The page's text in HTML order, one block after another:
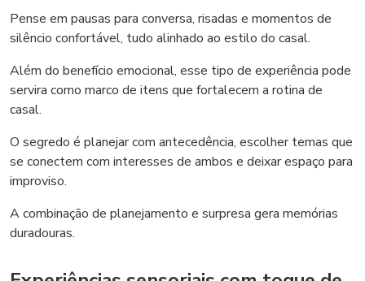
Pense em pausas para conversa, risadas e momentos de
silêncio confortável, tudo alinhado ao estilo do casal.
Além do benefício emocional, esse tipo de experiência pode
servira como marco de itens que fortalecem a rotina de
casal.
O segredo é planejar com antecedência, escolher temas que
se conectem com interesses de ambos e deixar espaço para
improviso.
A combinação de planejamento e surpresa gera memórias
duradouras.